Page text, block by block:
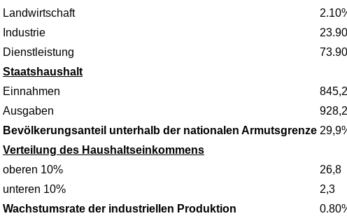
Landwirtschaft
Industrie
Dienstleistung
Staatshaushalt
Einnahmen
Ausgaben
Bevölkerungsanteil unterhalb der nationalen Armutsgrenze
Verteilung des Haushaltseinkommens
oberen 10%
26,8
unteren 10%
2,3
Wachstumsrate der industriellen Produktion